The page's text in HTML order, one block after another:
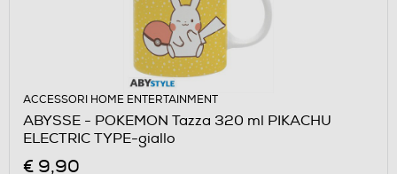
ACCESSORI HOME ENTERTAINMENT
ABYSSE - POKEMON Tazza 320 ml PIKACHU
ELECTRIC TYPE-giallo
€ 9,90